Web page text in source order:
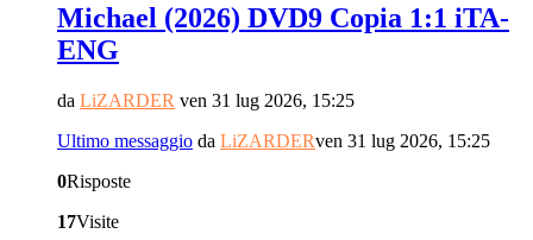
Michael (2026) DVD9 Copia 1:1 iTA-
ENG
da LiZARDER ven 31 lug 2026, 15:25
Ultimo messaggio da LiZARDERven 31 lug 2026, 15:25
0Risposte
17Visite